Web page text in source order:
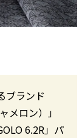
ブランド
メロン）」
6.2R」パ